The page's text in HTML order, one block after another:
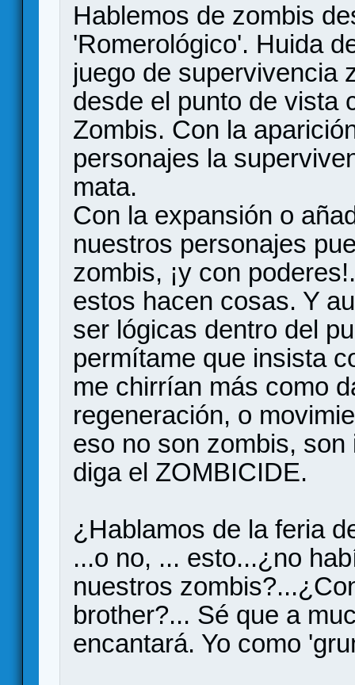
Hablemos de zombis
'Romerológico'. Huida
juego de supervivencia
desde el punto de vista
Zombis. Con la
personajes la
mata.
Con la expansión o
nuestros personajes
zombis, ¡y con
estos hacen cosas. Y
ser lógicas dentro del
permítame que insista
me chirrían más como
regeneración, o
eso no son zombis,
diga el ZOMBICIDE.
¿Hablamos de la feria
...o no, ... esto...¿no
nuestros
brother?... Sé que a
encantará. Yo como